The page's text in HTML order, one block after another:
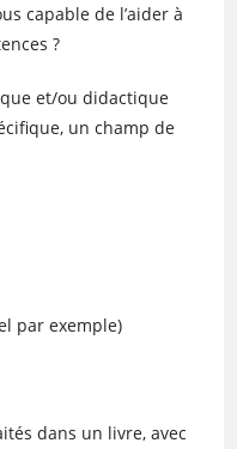
capable de l’aider à
?
et/ou didactique
un champ de
par exemple)
dans un livre, avec